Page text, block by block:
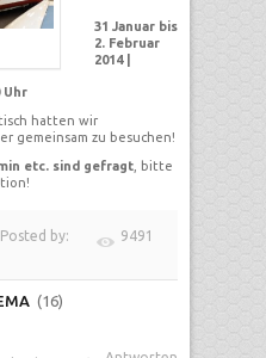
31 Januar bis
2. Februar
2014 |
Uhr
hatten wir
gemeinsam zu besuchen!
etc. sind gefragt , bitte
9491
Posted by:
(16)